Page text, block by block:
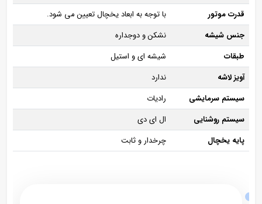
قدرت موتور
با توجه به ابعاد یخچال تعیین می شود.
جنس شیشه
نشکن و دوجداره
طبقات
شیشه ای و استیل
آویز لاشه
ندارد
سیستم سرمایشی
رادیات
سیستم روشنایی
ال ای دی
پایه یخچال
چرخدار و ثابت